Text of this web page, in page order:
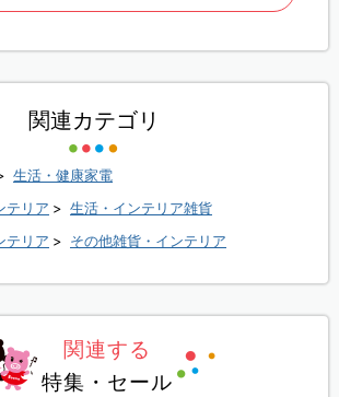
関連カテゴリ
生活・健康家電
テリア > 生活・インテリア雑貨
テリア > その他雑貨・インテリア
関連する
特集・セール